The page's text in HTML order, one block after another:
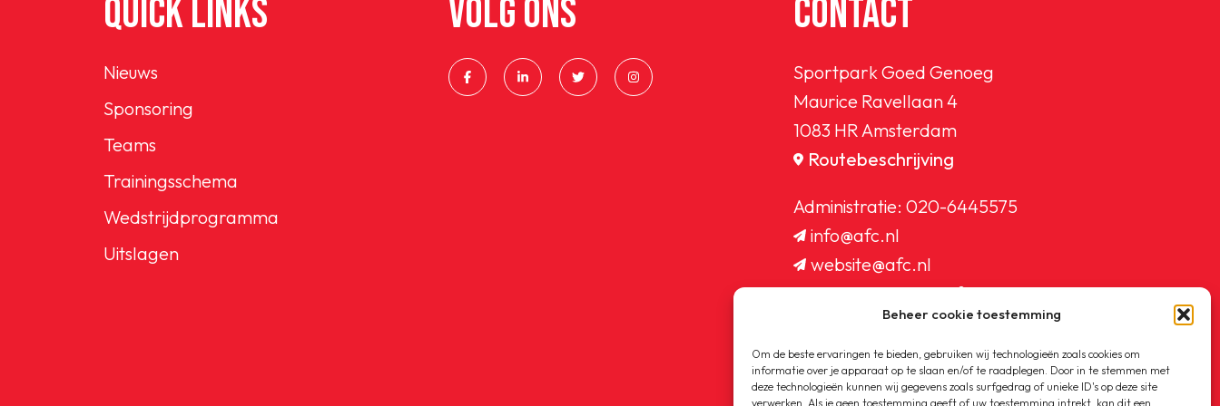
Beheer cookie toestemming
Om de beste ervaringen te bieden, gebruiken wij technologieën zoals cookies om
informatie over je apparaat op te slaan en/of te raadplegen. Door in te stemmen met
deze technologieën kunnen wij gegevens zoals surfgedrag of unieke ID's op deze site
verwerken. Als je geen toestemming geeft of uw toestemming intrekt, kan dit een
QUICK LINKS
Nieuws
Sponsoring
Teams
Trainingsschema
Wedstrijdprogramma
Uitslagen
VOLG ONS CONTACT
Sportpark Goed Genoeg
Maurice Ravellaan 4
1083 HR Amsterdam
Routebeschrijving
Administratie: 020-6445575
info@afc.nl
website@afc.nl
wedstrijdzaken@afc.nl
ledenadministratie@afc.nl